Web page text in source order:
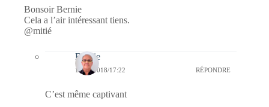
Bonsoir Bernie
Cela a l’air intéressant tiens.
@mitié
Bernie
12/05/2018/17:22 RÉPONDRE
C’est même captivant